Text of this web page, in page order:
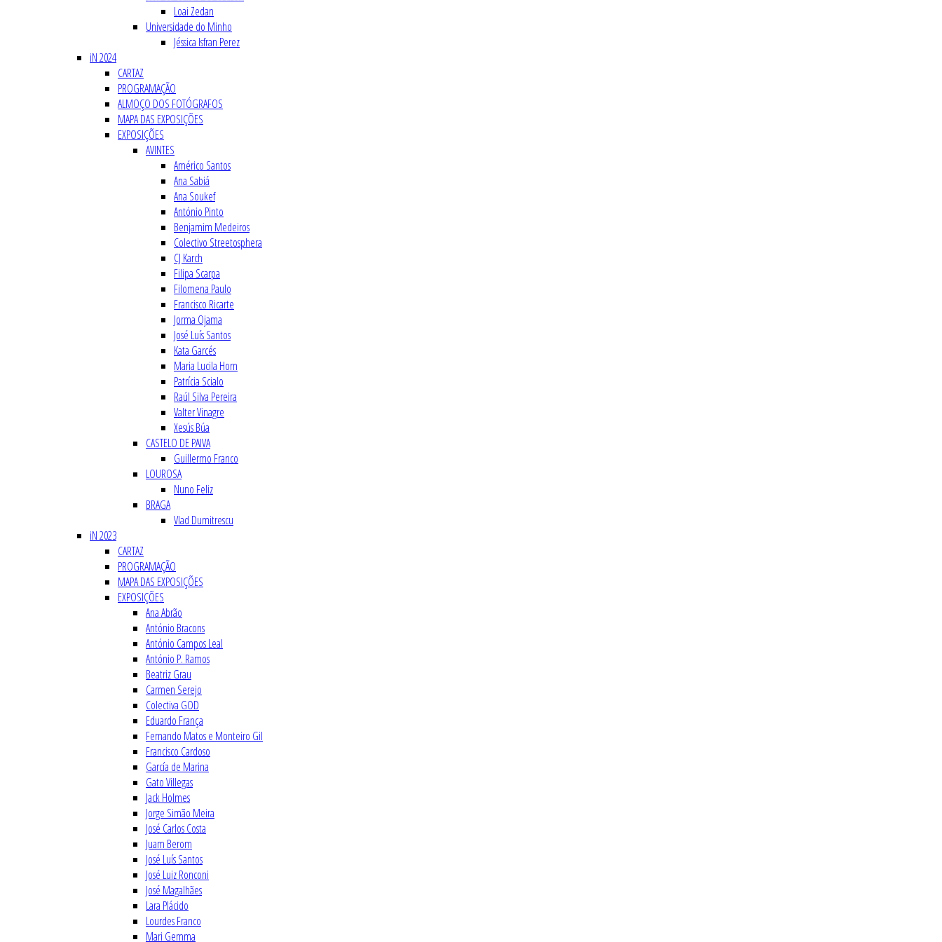
Loai Zedan
Universidade do Minho
Jéssica Isfran Perez
iN 2024
CARTAZ
PROGRAMAÇÃO
ALMOÇO DOS FOTÓGRAFOS
MAPA DAS EXPOSIÇÕES
EXPOSIÇÕES
AVINTES
Américo Santos
Ana Sabiá
Ana Soukef
António Pinto
Benjamim Medeiros
Colectivo Streetosphera
CJ Karch
Filipa Scarpa
Filomena Paulo
Francisco Ricarte
Jorma Ojama
José Luís Santos
Kata Garcés
Maria Lucila Horn
Patrícia Scialo
Raúl Silva Pereira
Valter Vinagre
Xesús Búa
CASTELO DE PAIVA
Guillermo Franco
LOUROSA
Nuno Feliz
BRAGA
Vlad Dumitrescu
iN 2023
CARTAZ
PROGRAMAÇÃO
MAPA DAS EXPOSIÇÕES
EXPOSIÇÕES
Ana Abrão
António Bracons
António Campos Leal
António P. Ramos
Beatriz Grau
Carmen Serejo
Colectiva GOD
Eduardo França
Fernando Matos e Monteiro Gil
Francisco Cardoso
García de Marina
Gato Villegas
Jack Holmes
Jorge Simão Meira
José Carlos Costa
Juam Berom
José Luís Santos
José Luiz Ronconi
José Magalhães
Lara Plácido
Lourdes Franco
Mari Gemma